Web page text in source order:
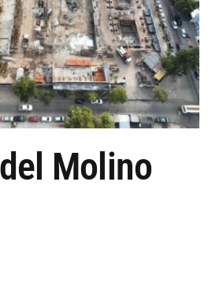
Molino
Pilay 22